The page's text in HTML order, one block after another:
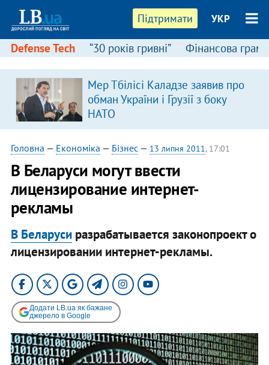
Підтримати УКР
Defense Tech “30 років гривні” Фінансова
Мер Тбілісі Каладзе заявив про
обман України і Грузії з боку
НАТО
Головна — Економіка — Бізнес— 13 липня 2011, 17:01
В Беларуси могут ввести
лицензирование интернет-
рекламы
В Беларусиразрабатывается законопроект о
лицензировании интернет-рекламы.
Додати LB.ua як бажане
джерело в Google